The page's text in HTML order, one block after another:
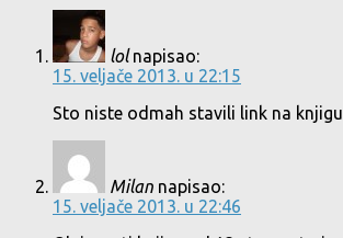
lol napisao:
15. veljače 2013. u 22:15
Sto niste odmah stavili link na knjigu
Milan napisao:
15. veljače 2013. u 22:46